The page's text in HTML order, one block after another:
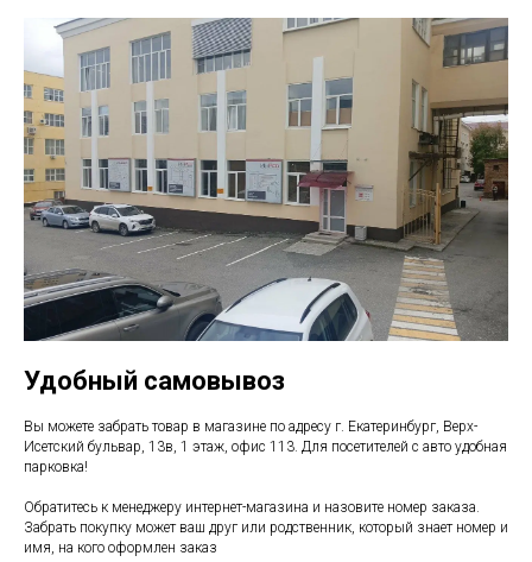
Удобный самовывоз
Вы можете забрать товар в магазине по адресу г. Екатеринбург, Верх-
Исетский бульвар, 13в, 1 этаж, офис 113. Для посетителей с авто удобная
парковка!
Обратитесь к менеджеру интернет-магазина и назовите номер заказа.
Забрать покупку может ваш друг или родственник, который знает номер и
имя, на кого оформлен заказ